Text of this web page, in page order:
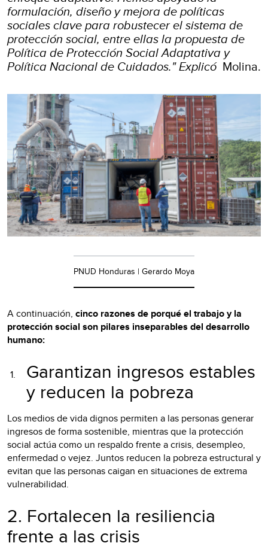
formulación, diseño y mejora de políticas
sociales clave para robustecer el sistema de
protección social, entre ellas la propuesta de
Política de Protección Social Adaptativa y
Política Nacional de Cuidados." Explicó Molina.
PNUD Honduras | Gerardo Moya
A continuación, cinco razones de porqué el trabajo y la
protección social son pilares inseparables del desarrollo
humano:
Garantizan ingresos estables
y reducen la pobreza
Los medios de vida dignos permiten a las personas generar
ingresos de forma sostenible, mientras que la protección
social actúa como un respaldo frente a crisis, desempleo,
enfermedad o vejez. Juntos reducen la pobreza estructural y
evitan que las personas caigan en situaciones de extrema
vulnerabilidad.
2. Fortalecen la resiliencia
frente a las crisis